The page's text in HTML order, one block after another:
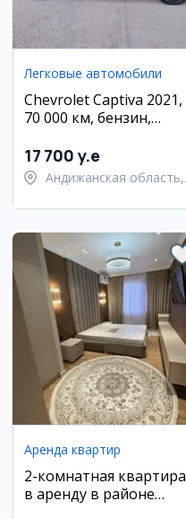
Легковые автомобили
Chevrolet Captiva 2021,
70 000 км, бензин,
17 700 y.e
Андижанская область,
Аренда квартир
2-комнатная квартира
в аренду в районе